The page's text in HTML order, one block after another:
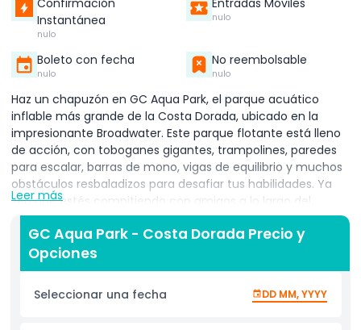
Confirmación
Instantánea
nulo
Entradas Móviles
nulo
Boleto con fecha
nulo
No reembolsable
nulo
Haz un chapuzón en GC Aqua Park, el parque acuático
inflable más grande de la Costa Dorada, ubicado en la
impresionante Broadwater. Este parque flotante está lleno
de acción, con toboganes gigantes, trampolines, paredes
para escalar, barras de mono, vigas de equilibrio y muchos
obstáculos resbaladizos para desafiar tus habilidades. Ya
sea que estés compitiendo con amigos a lo largo del
recorrido, saltando en trampolines o deslizándote al agua,
cada momento está lleno de diversión y aventura. Perfecto
para niños, adolescentes y adultos, GC Aqua Park Costa
Dorada está diseñado para todas las edades. Los niños
pequeños pueden explorar de manera segura secciones
más pequeñas bajo supervisión, mientras que los niños
Leer más
GC Aqua Park - Costa Dorada Precio y
Opciones
Seleccionar una fecha DD MM, YYYY